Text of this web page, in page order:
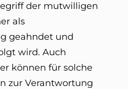
der mutwilligen
als
geahndet und
wird. Auch
können für solche
zur Verantwortung